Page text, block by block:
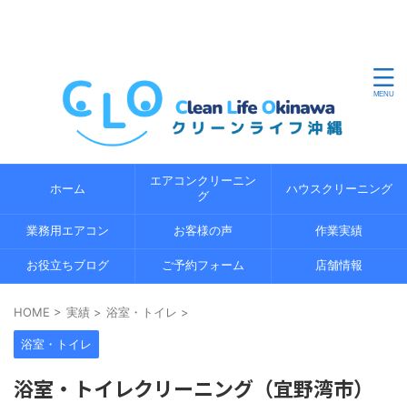
ホーム
エアコンクリーニン
グ
ハウスクリーニング
業務用エアコン お客様の声 作業実績
お役立ちブログ ご予約フォーム 店舗情報
HOME > 実績 > 浴室・トイレ >
浴室・トイレ
浴室・トイレクリーニング（宜野湾市）